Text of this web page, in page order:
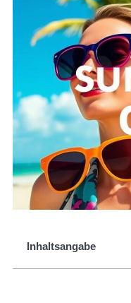
Inhaltsangabe